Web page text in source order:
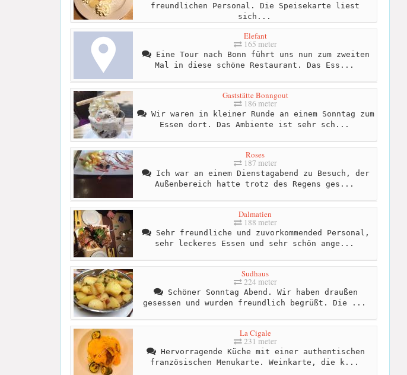
freundlichen Personal. Die Speisekarte liest
sich...
Elefant
165 meter
Eine Tour nach Bonn führt uns nun zum zweiten
Mal in diese schöne Restaurant. Das Ess...
Gaststätte Bonngout
186 meter
Wir waren in kleiner Runde an einem Sonntag zum
Essen dort. Das Ambiente ist sehr sch...
Roses
187 meter
Ich war an einem Dienstagabend zu Besuch, der
Außenbereich hatte trotz des Regens ges...
Dalmatien
188 meter
Sehr freundliche und zuvorkommended Personal,
sehr leckeres Essen und sehr schön ange...
Sudhaus
224 meter
Schöner Sonntag Abend. Wir haben draußen
gesessen und wurden freundlich begrüßt. Die ...
La Cigale
231 meter
Hervorragende Küche mit einer authentischen
französischen Menukarte. Weinkarte, die k...